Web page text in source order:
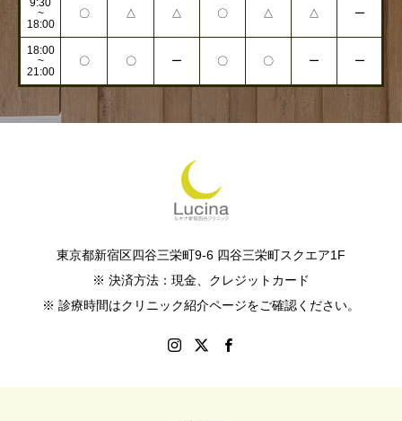
9:30
~
18:00
〇 △ △ 〇 △ △ ー
18:00
~
21:00
〇 〇 ー 〇 〇 ー ー
東京都新宿区四谷三栄町9-6 四谷三栄町スクエア1F
※ 決済方法：現金、クレジットカード
※ 診療時間はクリニック紹介ページをご確認ください。